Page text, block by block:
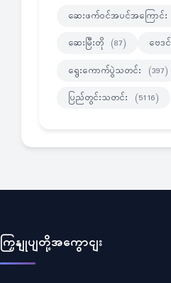
ဆေးဖက်ဝင်အပင်အကြောင်း
ဆေးမြီးတို (87) ဗေဒင်
ရွေးကောက်ပွဲသတင်း (397)
ပြည်တွင်းသတင်း (5116)
ကြှနျုပျတို့အကွောငျး